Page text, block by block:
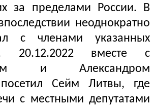
за пределами России. В
неоднократно
с членами указанных
20.12.2022 вместе с
и Александром
Сейм Литвы, где
с местными депутатами